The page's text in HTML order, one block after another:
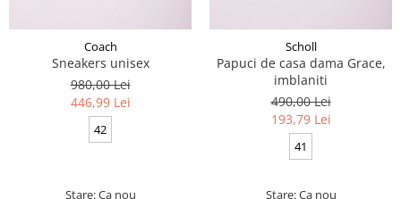
Coach
Sneakers unisex
980,00 Lei
446,99 Lei
42
Stare: Ca nou
Scholl
Papuci de casa dama Grace,
imblaniti
490,00 Lei
193,79 Lei
41
Stare: Ca nou